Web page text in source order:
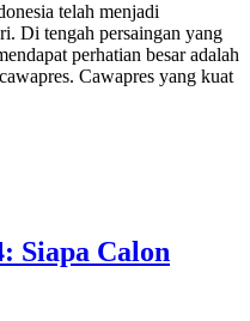
telah menjadi
Di tengah persaingan yang
perhatian besar adalah
Cawapres yang kuat
Siapa Calon